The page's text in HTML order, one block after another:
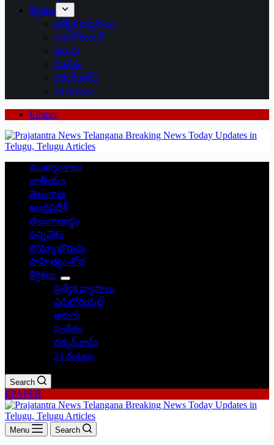
శీర్షికలు
ప్రత్యేక వ్యాసాలు
ఎడిటోరియల్
అరుగు
సంకేతం
దక్కన్.కామ్
24 గంటలు
EPaper
ముఖ్యాంశాలు
జాతీయం
తెలంగాణ
ఆంధ్రప్రదేశ్
తెలంగాణార్థం
సన్నివేశం
బొమ్మా బొరుసు
సాహిత్యం-శోభ
శీర్షికలు
ప్రత్యేక వ్యాసాలు
ఎడిటోరియల్
అరుగు
సంకేతం
దక్కన్.కామ్
24 గంటలు
Search
EPAPER
Menu Search